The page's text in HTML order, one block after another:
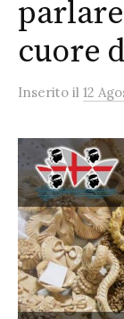
cuore
Inserito il 12